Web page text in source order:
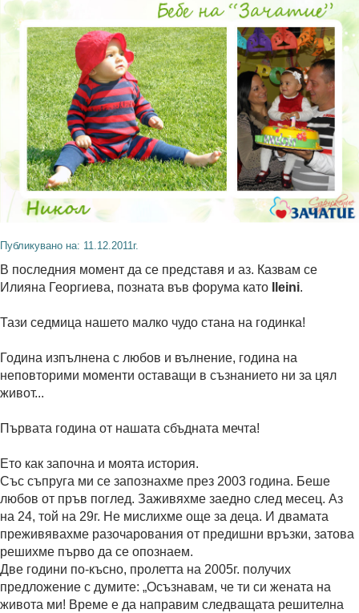
Публикувано на: 11.12.2011г.
В последния момент да се представя и аз. Казвам се
Илияна Георгиева, позната във форума като
Ileini.
Тази седмица нашето малко чудо стана на годинка!
Година изпълнена с любов и вълнение, година на
неповторими моменти оставащи в съзнанието ни за цял
живот...
Първата година от нашата сбъдната мечта!
Ето как започна и моята история.
Със съпруга ми се запознахме през 2003 година. Беше
любов от пръв поглед. Заживяхме заедно след месец. Аз
на 24, той на 29г. Не мислихме още за деца. И двамата
преживявахме разочарования от предишни връзки, затова
решихме първо да се опознаем.
Две години по-късно, пролетта на 2005г. получих
предложение с думите: „Осъзнавам, че ти си жената на
живота ми! Време е да направим следващата решителна